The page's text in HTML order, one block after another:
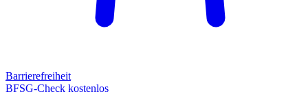
Barrierefreiheit
BFSG-Check kostenlos